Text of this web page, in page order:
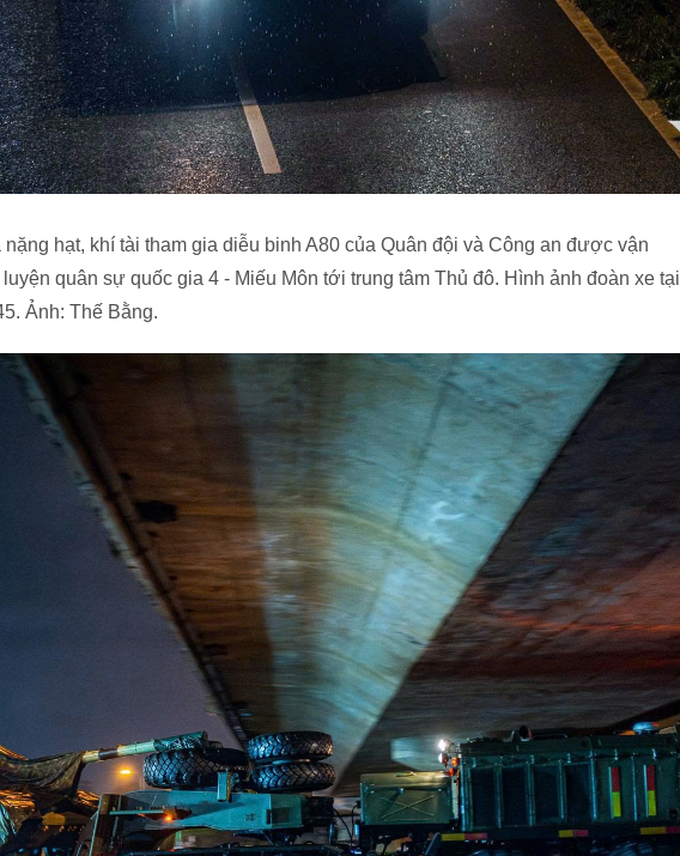
hạt, khí tài tham gia diễu binh A80 của Quân đội và Công an được vận
quân sự quốc gia 4 - Miếu Môn tới trung tâm Thủ đô. Hình ảnh đoàn xe tại
Ảnh: Thế Bằng.